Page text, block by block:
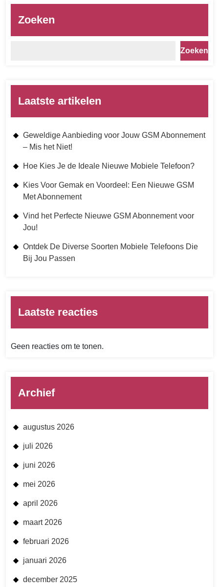
Zoeken
Zoeken
Laatste artikelen
Geweldige Aanbieding voor Jouw GSM Abonnement
– Mis het Niet!
Hoe Kies Je de Ideale Nieuwe Mobiele Telefoon?
Kies Voor Gemak en Voordeel: Een Nieuwe GSM
Met Abonnement
Vind het Perfecte Nieuwe GSM Abonnement voor
Jou!
Ontdek De Diverse Soorten Mobiele Telefoons Die
Bij Jou Passen
Laatste reacties
Geen reacties om te tonen.
Archief
augustus 2026
juli 2026
juni 2026
mei 2026
april 2026
maart 2026
februari 2026
januari 2026
december 2025